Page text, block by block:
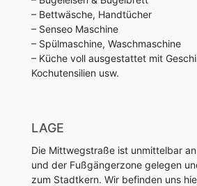
– Bettwäsche, Handtücher
– Senseo Maschine
– Spülmaschine, Waschmaschine
– Küche voll ausgestattet mit
Kochutensilien usw.
LAGE
Die Mittwegstraße ist unmittelbar
und der Fußgängerzone gelegen
zum Stadtkern. Wir befinden uns